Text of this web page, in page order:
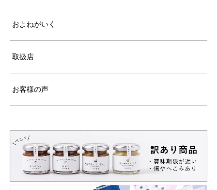
およねがいく
取扱店
お客様の声